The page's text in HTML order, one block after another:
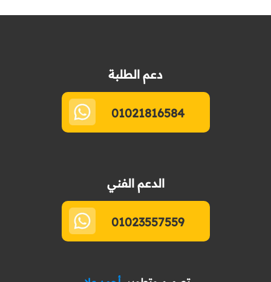
دعم الطلبة
01021816584
الدعم الفني
01023557559